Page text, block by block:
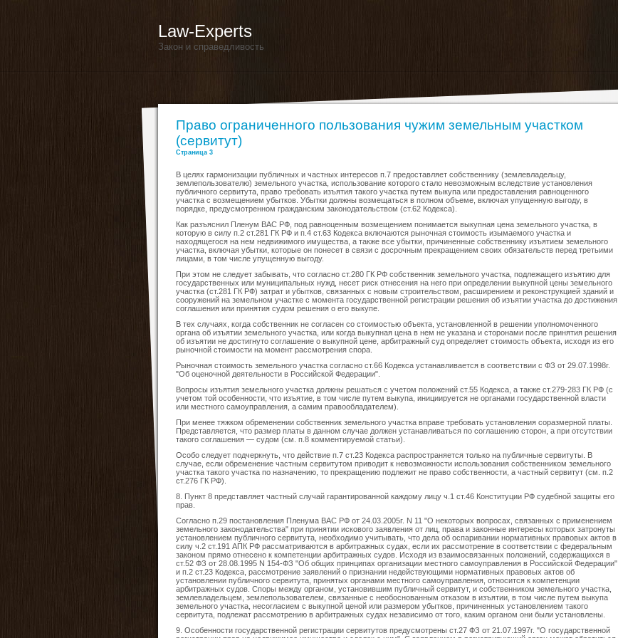
Law-Experts
Закон и справедливость
Право ограниченного пользования чужим земельным участком
(сервитут)
Страница 3
В целях гармонизации публичных и частных интересов п.7 предоставляет собственнику (землевладельцу,
землепользователю) земельного участка, использование которого стало невозможным вследствие установления
публичного сервитута, право требовать изъятия такого участка путем выкупа или предоставления равноценного
участка с возмещением убытков. Убытки должны возмещаться в полном объеме, включая упущенную выгоду, в
порядке, предусмотренном гражданским законодательством (ст.62 Кодекса).
Как разъяснил Пленум ВАС РФ, под равноценным возмещением понимается выкупная цена земельного участка, в
которую в силу п.2 ст.281 ГК РФ и п.4 ст.63 Кодекса включаются рыночная стоимость изымаемого участка и
находящегося на нем недвижимого имущества, а также все убытки, причиненные собственнику изъятием земельного
участка, включая убытки, которые он понесет в связи с досрочным прекращением своих обязательств перед третьими
лицами, в том числе упущенную выгоду.
При этом не следует забывать, что согласно ст.280 ГК РФ собственник земельного участка, подлежащего изъятию для
государственных или муниципальных нужд, несет риск отнесения на него при определении выкупной цены земельного
участка (ст.281 ГК РФ) затрат и убытков, связанных с новым строительством, расширением и реконструкцией зданий и
сооружений на земельном участке с момента государственной регистрации решения об изъятии участка до достижения
соглашения или принятия судом решения о его выкупе.
В тех случаях, когда собственник не согласен со стоимостью объекта, установленной в решении уполномоченного
органа об изъятии земельного участка, или когда выкупная цена в нем не указана и сторонами после принятия решения
об изъятии не достигнуто соглашение о выкупной цене, арбитражный суд определяет стоимость объекта, исходя из его
рыночной стоимости на момент рассмотрения спора.
Рыночная стоимость земельного участка согласно ст.66 Кодекса устанавливается в соответствии с ФЗ от 29.07.1998г.
"Об оценочной деятельности в Российской Федерации".
Вопросы изъятия земельного участка должны решаться с учетом положений ст.55 Кодекса, а также ст.279-283 ГК РФ (с
учетом той особенности, что изъятие, в том числе путем выкупа, инициируется не органами государственной власти
или местного самоуправления, а самим правообладателем).
При менее тяжком обременении собственник земельного участка вправе требовать установления соразмерной платы.
Представляется, что размер платы в данном случае должен устанавливаться по соглашению сторон, а при отсутствии
такого соглашения — судом (см. п.8 комментируемой статьи).
Особо следует подчеркнуть, что действие п.7 ст.23 Кодекса распространяется только на публичные сервитуты. В
случае, если обременение частным сервитутом приводит к невозможности использования собственником земельного
участка такого участка по назначению, то прекращению подлежит не право собственности, а частный сервитут (см. п.2
ст.276 ГК РФ).
8. Пункт 8 представляет частный случай гарантированной каждому лицу ч.1 ст.46 Конституции РФ судебной защиты его
прав.
Согласно п.29 постановления Пленума ВАС РФ от 24.03.2005г. N 11 "О некоторых вопросах, связанных с применением
земельного законодательства" при принятии искового заявления от лиц, права и законные интересы которых затронуты
установлением публичного сервитута, необходимо учитывать, что дела об оспаривании нормативных правовых актов в
силу ч.2 ст.191 АПК РФ рассматриваются в арбитражных судах, если их рассмотрение в соответствии с федеральным
законом прямо отнесено к компетенции арбитражных судов. Исходя из взаимосвязанных положений, содержащихся в
ст.52 ФЗ от 28.08.1995 N 154-ФЗ "Об общих принципах организации местного самоуправления в Российской Федерации"
и п.2 ст.23 Кодекса, рассмотрение заявлений о признании недействующими нормативных правовых актов об
установлении публичного сервитута, принятых органами местного самоуправления, относится к компетенции
арбитражных судов. Споры между органом, установившим публичный сервитут, и собственником земельного участка,
землевладельцем, землепользователем, связанные с необоснованным отказом в изъятии, в том числе путем выкупа
земельного участка, несогласием с выкупной ценой или размером убытков, причиненных установлением такого
сервитута, подлежат рассмотрению в арбитражных судах независимо от того, каким органом они были установлены.
9. Особенности государственной регистрации сервитутов предусмотрены ст.27 ФЗ от 21.07.1997г. "О государственной